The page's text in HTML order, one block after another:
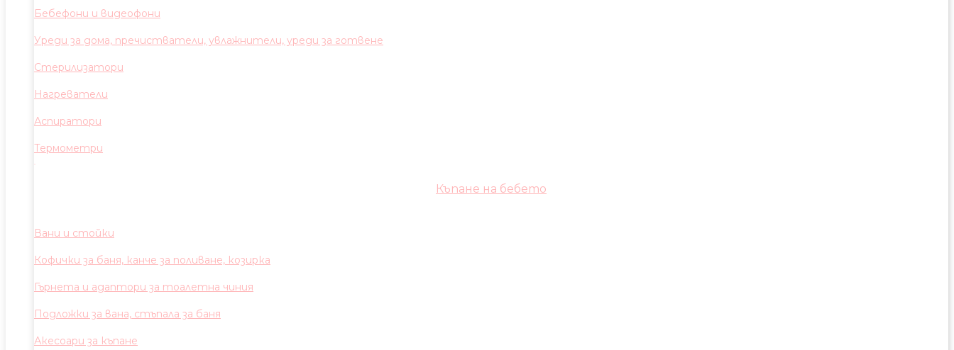
Бебефони и видеофони
Уреди за дома, пречистватели, увлажнители, уреди за готвене
Стерилизатори
Нагреватели
Аспиратори
Термометри
Къпане на бебето
Вани и стойки
Кофички за баня, канче за поливане, козирка
Гърнета и адаптори за тоалетна чиния
Подложки за вана, стъпала за баня
Акесоари за къпане